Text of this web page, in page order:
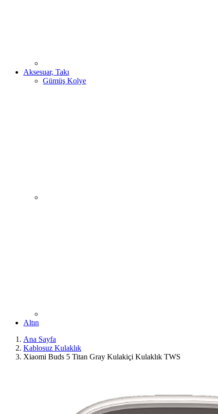
Aksesuar, Takı
Gümüş Kolye
Altın
Ana Sayfa
Kablosuz Kulaklık
Xiaomi Buds 5 Titan Gray Kulakiçi Kulaklık TWS